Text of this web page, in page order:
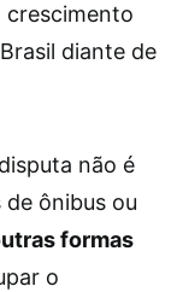
crescimento
diante de
não é
ônibus ou
formas
o